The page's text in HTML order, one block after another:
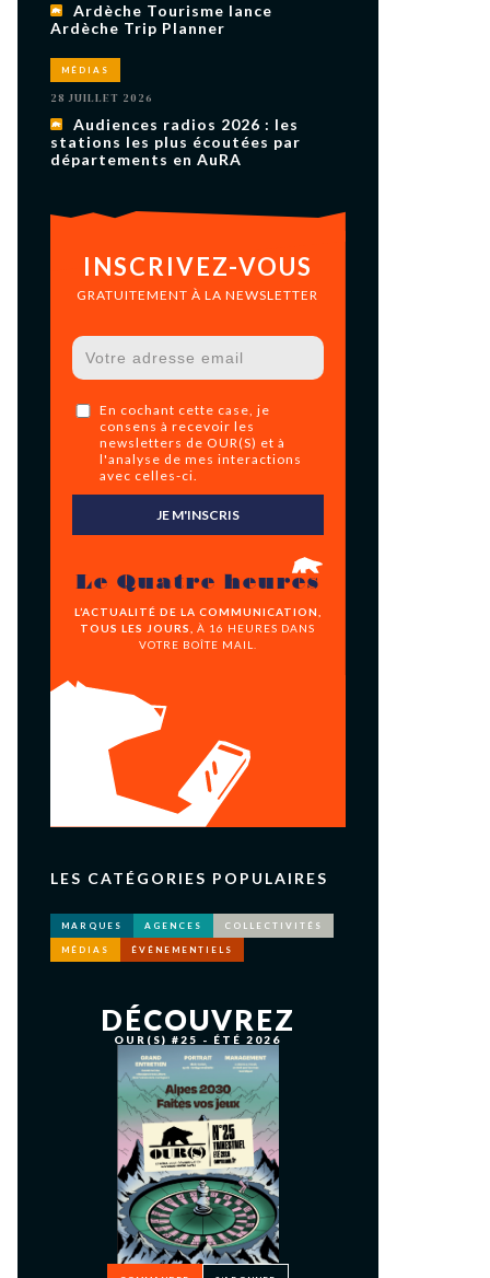
Ardèche Tourisme lance
Ardèche Trip Planner
MÉDIAS
28 JUILLET 2026
Audiences radios 2026 : les
stations les plus écoutées par
départements en AuRA
INSCRIVEZ-VOUS
GRATUITEMENT À LA NEWSLETTER
En cochant cette case, je
consens à recevoir les
newsletters de OUR(S) et à
l'analyse de mes interactions
avec celles-ci.
JE M'INSCRIS
Le Quatre heures
L’ACTUALITÉ DE LA COMMUNICATION,
TOUS LES JOURS,
À 16 HEURES DANS
VOTRE BOÎTE MAIL.
LES CATÉGORIES POPULAIRES
MARQUES AGENCES COLLECTIVITÉS
MÉDIAS ÉVÉNEMENTIELS
DÉCOUVREZ
OUR(S) #25 - ÉTÉ 2026